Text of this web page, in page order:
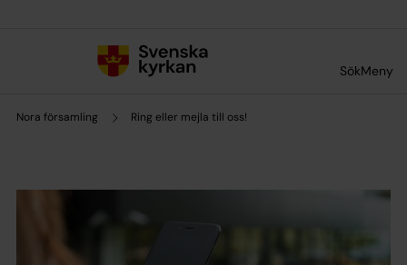
SökMeny
Nora församling Ring eller mejla till oss!